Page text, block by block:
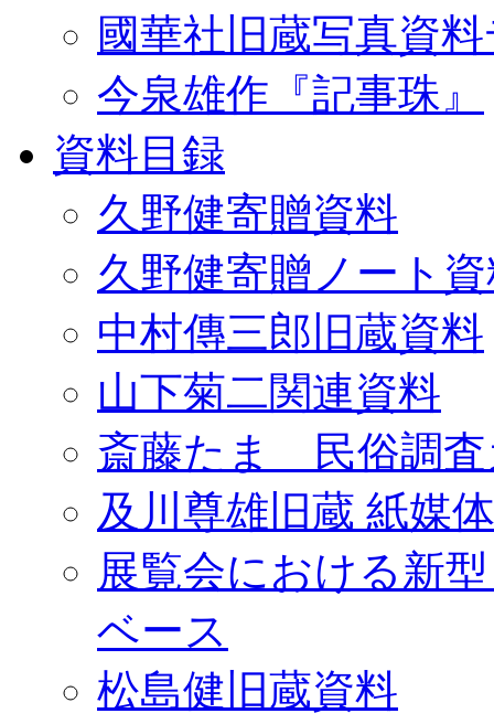
國華社旧蔵写真資
今泉雄作『記事珠』
資料目録
久野健寄贈資料
久野健寄贈ノート
中村傳三郎旧蔵資料
山下菊二関連資料
斎藤たま 民俗調査
及川尊雄旧蔵 紙媒
展覧会における新
ベース
松島健旧蔵資料